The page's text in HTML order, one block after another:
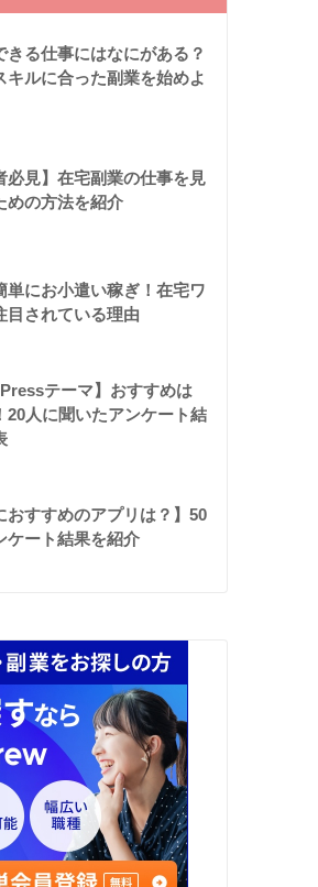
きる仕事にはなにがある？
キルに合った副業を始めよ
必見】在宅副業の仕事を見
めの方法を紹介
単にお小遣い稼ぎ！在宅ワ
目されている理由
テーマ】おすすめは
20人に聞いたアンケート結
おすすめのアプリは？】50
ケート結果を紹介